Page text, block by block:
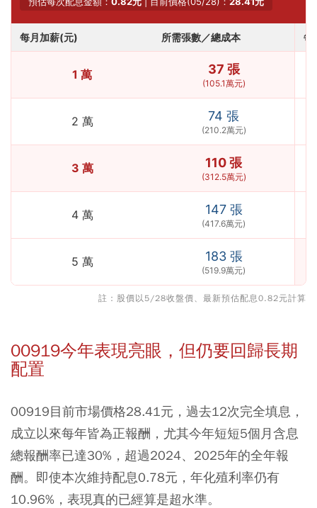
每月加薪(元) 所需張數／總成本 每
1 萬 37 張
(105.1萬元)
2 萬 74 張
(210.2萬元)
3 萬 110 張
(312.5萬元)
4 萬 147 張
(417.6萬元)
5 萬 183 張
(519.9萬元)
註：股價以5/28收盤價、最新預估配息0.82元計算
00919今年表現亮眼，但仍要回歸長期
配置
00919目前市場價格28.41元，過去12次完全填息，
成立以來每年皆為正報酬，尤其今年短短5個月含息
總報酬率已達30%，超過2024、2025年的全年報
酬。即使本次維持配息0.78元，年化殖利率仍有
10.96%，表現真的已經算是超水準。